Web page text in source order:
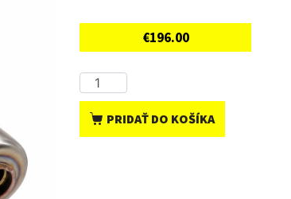
€196.00
PRIDAŤ DO KOŠÍKA